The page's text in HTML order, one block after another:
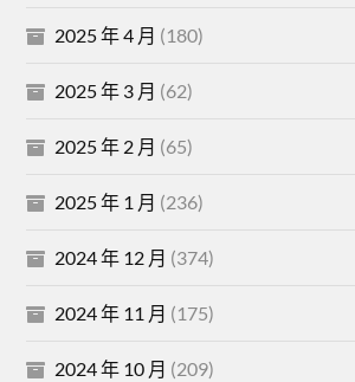
2025 年 4 月 (180)
2025 年 3 月 (62)
2025 年 2 月 (65)
2025 年 1 月 (236)
2024 年 12 月 (374)
2024 年 11 月 (175)
2024 年 10 月 (209)